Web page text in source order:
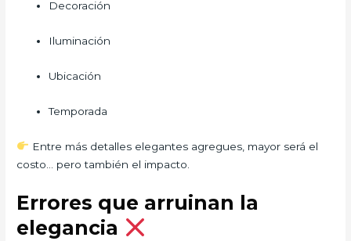
Decoración
Iluminación
Ubicación
Temporada
Entre más detalles elegantes agregues, mayor será el
costo… pero también el impacto.
Errores que arruinan la
elegancia